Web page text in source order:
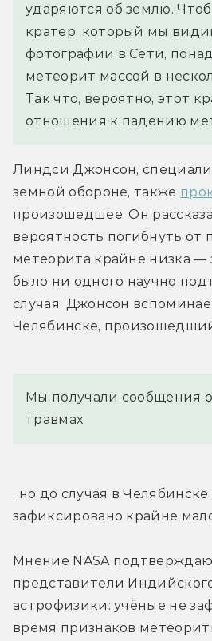
ударяются об землю.
кратер, который мы
фотографии в Сети,
метеорит массой в
Так что, вероятно, этот
отношения к падению
Линдси Джонсон,
земной обороне, также
произошедшее. Он
вероятность погибнуть от
метеорита крайне низка —
было ни одного научно
случая. Джонсон
Челябинске,
Мы получали сообщения
травмах
, но до случая в
зафиксировано крайне
Мнение NASA
представители
астрофизики: учёные не
время признаков